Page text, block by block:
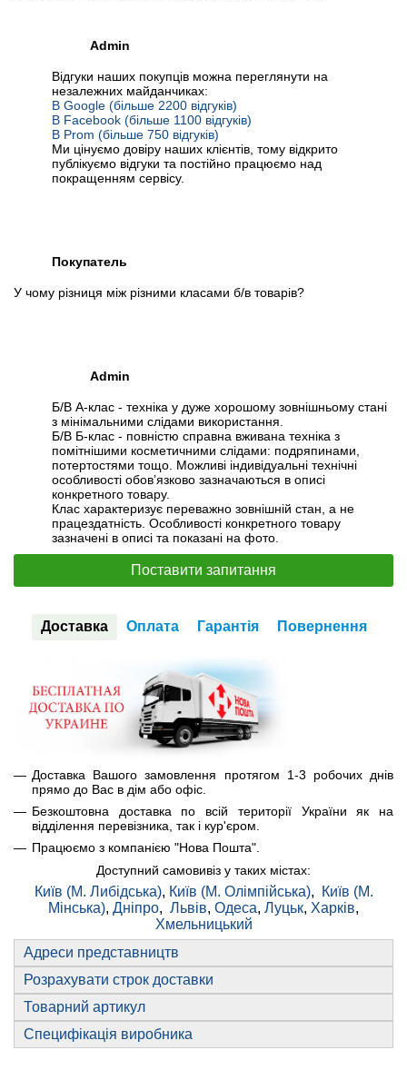
Admin
Відгуки наших покупців можна переглянути на
незалежних майданчиках:
В Google (більше 2200 відгуків)
В Facebook (більше 1100 відгуків)
В Prom (більше 750 відгуків)
Ми цінуємо довіру наших клієнтів, тому відкрито
публікуємо відгуки та постійно працюємо над
покращенням сервісу.
Покупатель
У чому різниця між різними класами б/в товарів?
Admin
Б/В А-клас - техніка у дуже хорошому зовнішньому стані
з мінімальними слідами використання.
Б/В Б-клас - повністю справна вживана техніка з
помітнішими косметичними слідами: подряпинами,
потертостями тощо. Можливі індивідуальні технічні
особливості обов’язково зазначаються в описі
конкретного товару.
Клас характеризує переважно зовнішній стан, а не
працездатність. Особливості конкретного товару
зазначені в описі та показані на фото.
Поставити запитання
Доставка Оплата Гарантія Повернення
Доставка Вашого замовлення протягом 1-3 робочих днів
прямо до Вас в дім або офіс.
Безкоштовна доставка по всій території України як на
відділення перевізника, так і кур'єром.
Працюємо з компанією "Нова Пошта".
Доступний самовивіз у таких містах:
Київ (М. Либідська), Київ (М. Олімпійська),
Київ (М.
Мінська), Дніпро, Львів, Одеса, Луцьк, Харків,
Хмельницький
Адреси представництв
Розрахувати строк доставки
Товарний артикул
Специфікація виробника